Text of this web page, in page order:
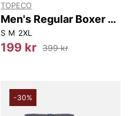
TOPECO
Men's Regular Boxer 3-
p
S M 2XL
199 kr 399 kr
-30%